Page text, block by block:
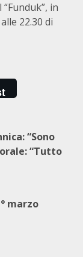
in
22.30 di
“Sono
“Tutto
marzo